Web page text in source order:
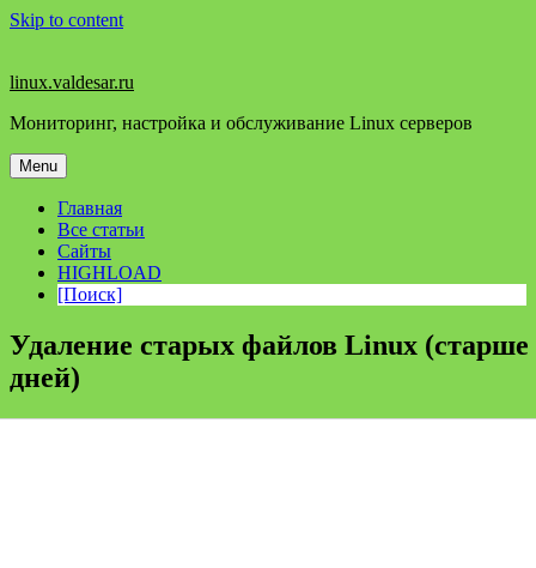
Skip to content
linux.valdesar.ru
Мониторинг, настройка и обслуживание Linux серверов
Menu
Главная
Все статьи
Сайты
HIGHLOAD
[Поиск]
Удаление старых файлов Linux (старше
дней)